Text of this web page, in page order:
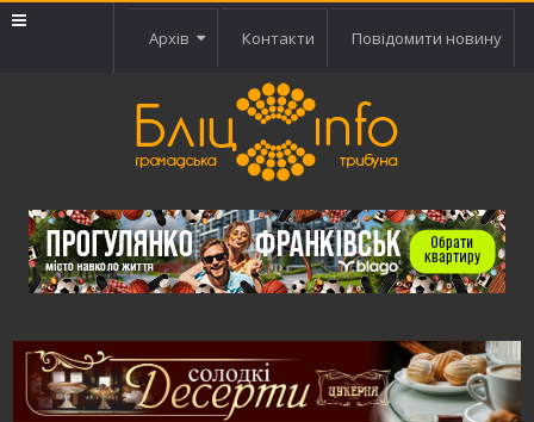
Архів Контакти Повідомити новину